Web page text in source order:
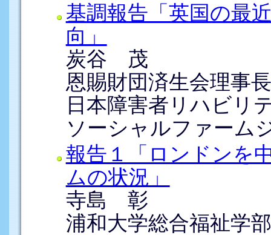
基調報告「英国の最
向」
炭谷 茂
恩賜財団済生会理事長
日本障害者リハビリ
ソーシャルファーム
報告１「ロンドンを
ムの状況」
寺島 彰
浦和大学総合福祉学